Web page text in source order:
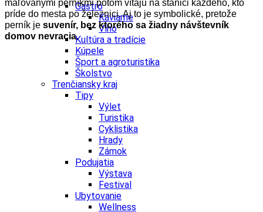
Gastro
Kaviarne
Víno
Kultúra a tradície
Kúpele
Šport a agroturistika
Školstvo
Trenčiansky kraj
Tipy
Výlet
Turistika
Cyklistika
Hrady
Zámok
Podujatia
Výstava
Festival
Ubytovanie
Wellness
maľovanými perníkmi potom vítajú na stanici každého, kto
príde do mesta po železnici. Aj to je symbolické, pretože
perník je suvenír, bez ktorého sa žiadny návštevník
domov nevracia.